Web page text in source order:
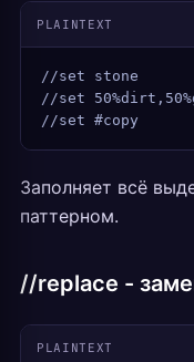
PLAINTEXT
//set stone
//set
//set #copy
Заполняет всё
паттерном.
//replace -
PLAINTEXT